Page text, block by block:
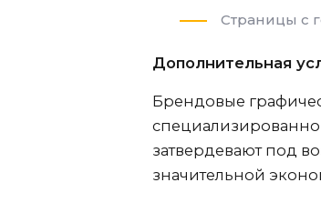
Страницы с
Дополнительная
Брендовые
затвердевают под
значительной